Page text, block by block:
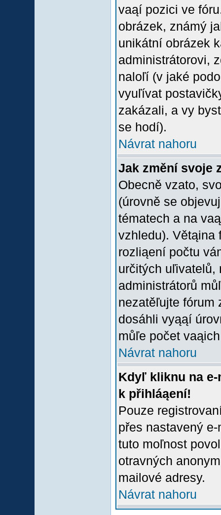
vaąí pozici ve
obrázek, známý
unikátní obrázek
administrátorovi,
naloľí (v jaké
vyuľívat
zakázali, a vy
se hodí).
Návrat nahoru
Jak změní svoje
Obecně vzato,
(úrovně se
tématech a na
vzhledu). Větąina
rozliąení počtu
určitých uľivatelů,
administrátorů
nezatěľujte fórum
dosáhli vyąąí
můľe počet
Návrat nahoru
Kdyľ kliknu na
k přihláąení!
Pouze
přes nastavený
tuto moľnost
otravných
mailové adresy.
Návrat nahoru